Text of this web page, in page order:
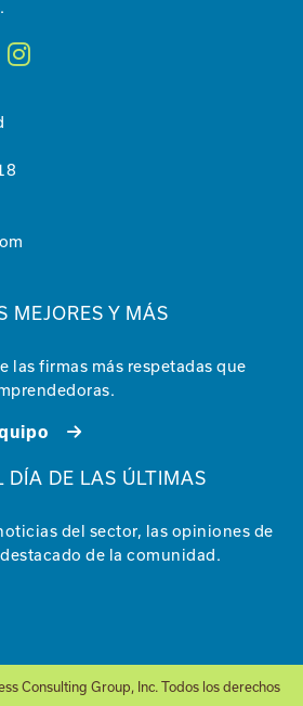
MEJORES Y MÁS
las firmas más respetadas que
DÍA DE LAS ÚLTIMAS
del sector, las opiniones de
de la comunidad.
Consulting Group, Inc. Todos los derechos